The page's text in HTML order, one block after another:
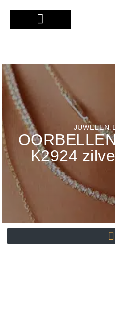
JUWELEN
K2924